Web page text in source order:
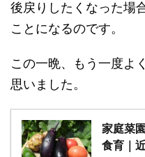
後戻りしたくなった場
ことになるのです。
この一晩、もう一度よ
思いました。
家庭菜
食育｜